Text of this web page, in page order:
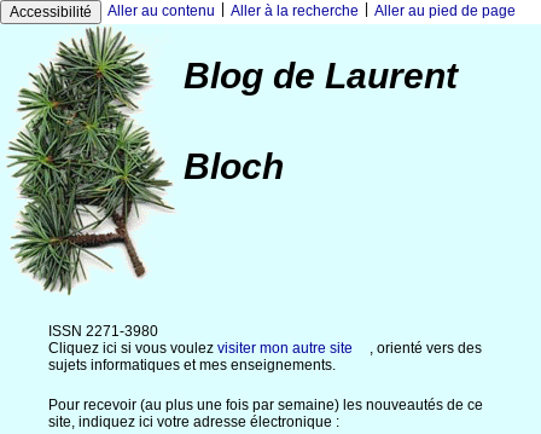
Accessibilité Aller au contenu Aller à la recherche Aller au pied de page
Blog de Laurent
Bloch
ISSN 2271-3980
Cliquez ici si vous voulez visiter mon autre site
, orienté vers des
sujets informatiques et mes enseignements.
Pour recevoir (au plus une fois par semaine) les nouveautés de ce
site, indiquez ici votre adresse électronique :